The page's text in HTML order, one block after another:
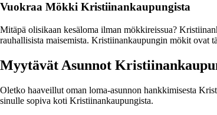
Vuokraa Mökki Kristiinankaupungista
Mitäpä olisikaan kesäloma ilman mökkireissua?
rauhallisista maisemista. Kristiinankaupungin mökit ovat
Myytävät Asunnot
Oletko haaveillut oman loma-asunnon hankkimisesta
sinulle sopiva koti Kristiinankaupungista.